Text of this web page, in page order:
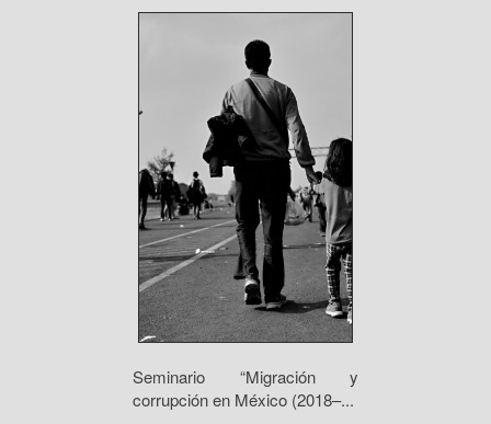
Seminario “Migración y
corrupción en México (2018–...